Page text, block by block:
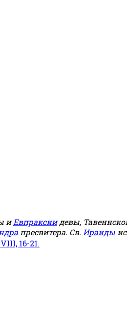
иЕвпраксиидевы,
пресвитера. Св. Ираиды
16-21.